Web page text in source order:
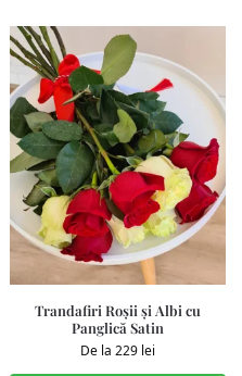
Trandafiri Roșii și Albi cu
Panglică Satin
De la 229 lei